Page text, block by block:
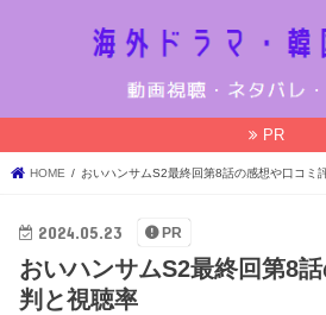
PR
HOME おいハンサムS2最終回第8話の感想や口コミ
2024.05.23 PR
おいハンサムS2最終回第8
判と視聴率